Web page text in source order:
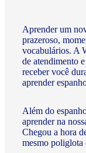
Aprender um
prazeroso,
vocabulários. A
de atendimento
receber você
aprender
Além do
aprender na
Chegou a hora
mesmo poliglota